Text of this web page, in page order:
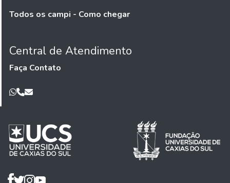
Todos os campi - Como chegar
Central de Atendimento
Faça Contato